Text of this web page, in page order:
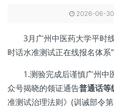
2026-06-30
3月广州中医药大学平时线
时话水准测试正在线报名体系
1.测验完成后谨慎广州中
众号揭晓的领证通告普通话等
准测试治理法则》(训诫部令